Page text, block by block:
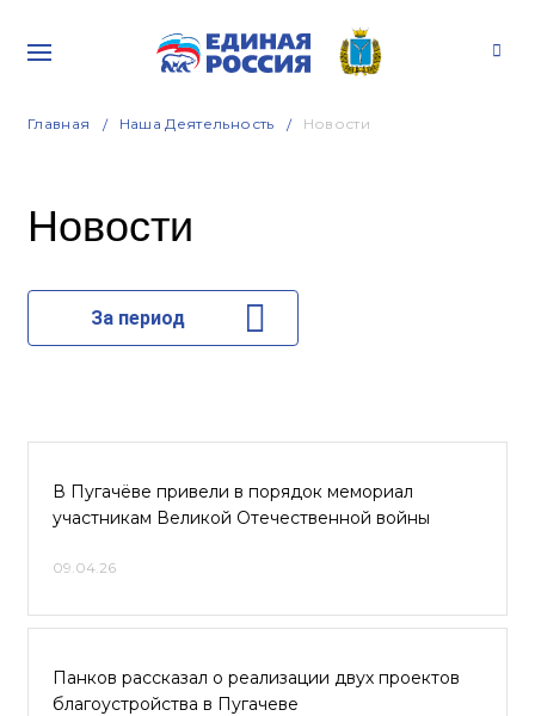
Главная Наша Деятельность Новости
Новости
За период
В Пугачёве привели в порядок мемориал
участникам Великой Отечественной войны
09.04.26
Панков рассказал о реализации двух проектов
благоустройства в Пугачеве